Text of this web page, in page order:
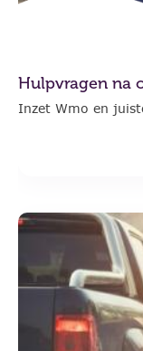
Hulpvragen na
Inzet Wmo en